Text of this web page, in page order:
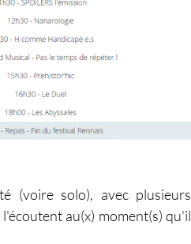
(voire solo), avec plusieurs
au(x) moment(s) qu'il